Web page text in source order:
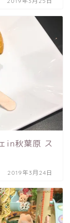
in秋葉原 ス
2019年3月24日